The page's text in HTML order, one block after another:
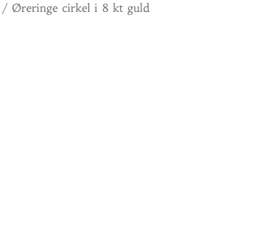
/ Øreringe cirkel i 8 kt guld